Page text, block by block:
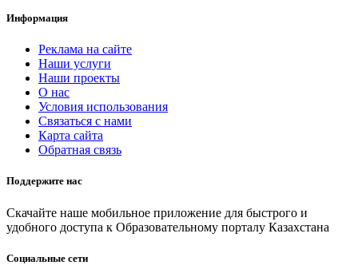
Информация
Реклама на сайте
Наши услуги
Наши проекты
О нас
Условия использования
Связаться с нами
Карта сайта
Обратная связь
Поддержите нас
Скачайте наше мобильное приложение для быстрого и
удобного доступа к Образовательному порталу Казахстана
Социальные сети